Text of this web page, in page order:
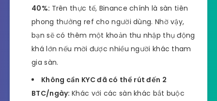
40%: Trên thực tế, Binance chính là sàn tiên
phong thưởng ref cho người dùng. Nhờ vậy,
bạn sẽ có thêm một khoản thu nhập thụ động
khá lớn nếu mời được nhiều người khác tham
gia sàn.
Không cần KYC đã có thể rút đến 2
BTC/ngày:Khác với các sàn khác bắt buộc